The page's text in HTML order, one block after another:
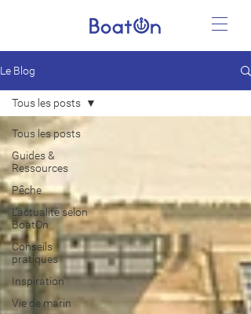
Le Blog
Tous les posts
Guides &
Ressources
Pêche
L'actualité selon
BoatOn
Conseils
pratiques
Inspiration
Vie de marin
Tous les posts